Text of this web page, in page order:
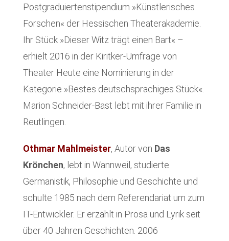
Postgraduiertenstipendium »Künstlerisches
Forschen« der Hessischen Theaterakademie.
Ihr Stück »Dieser Witz trägt einen Bart« –
erhielt 2016 in der Kiritker-Umfrage von
Theater Heute eine Nominierung in der
Kategorie »Bestes deutschsprachiges Stück«.
Marion Schneider-Bast lebt mit ihrer Familie in
Reutlingen.
Othmar Mahlmeister, Autor von Das
Krönchen, lebt in Wannweil, studierte
Germanistik, Philosophie und Geschichte und
schulte 1985 nach dem Referendariat um zum
IT-Entwickler. Er erzählt in Prosa und Lyrik seit
über 40 Jahren Geschichten. 2006